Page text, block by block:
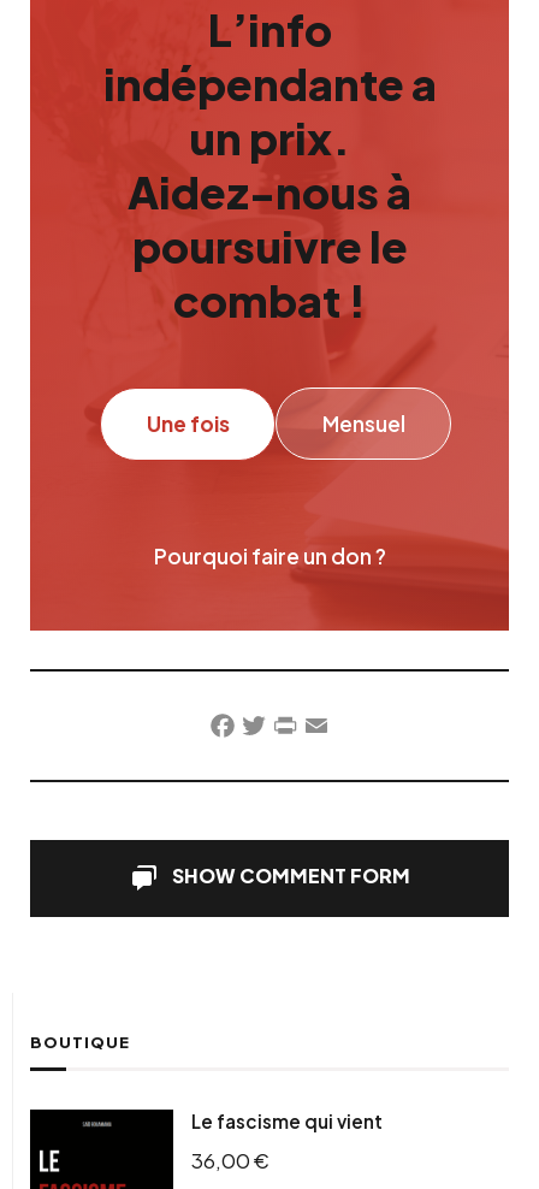
L’info
indépendante a
un prix.
Aidez-nous à
poursuivre le
combat !
Une fois Mensuel
Pourquoi faire un don ?
Facebook
TwitterPrintFriendly
Email
SHOW COMMENT FORM
BOUTIQUE
Le fascisme qui vient
36,00€